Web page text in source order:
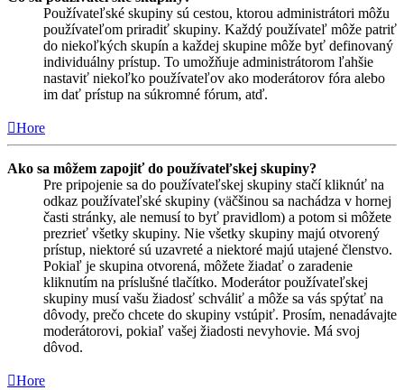
Používateľské skupiny sú cestou, ktorou administrátori môžu
používateľom priradiť skupiny. Každý používateľ môže patriť
do niekoľkých skupín a každej skupine môže byť definovaný
individuálny prístup. To umožňuje administrátorom ľahšie
nastaviť niekoľko používateľov ako moderátorov fóra alebo
im dať prístup na súkromné fórum, atď.
Hore
Ako sa môžem zapojiť do používateľskej skupiny?
Pre pripojenie sa do používateľskej skupiny stačí kliknúť na
odkaz používateľské skupiny (väčšinou sa nachádza v hornej
časti stránky, ale nemusí to byť pravidlom) a potom si môžete
prezrieť všetky skupiny. Nie všetky skupiny majú otvorený
prístup, niektoré sú uzavreté a niektoré majú utajené členstvo.
Pokiaľ je skupina otvorená, môžete žiadať o zaradenie
kliknutím na príslušné tlačítko. Moderátor používateľskej
skupiny musí vašu žiadosť schváliť a môže sa vás spýtať na
dôvody, prečo chcete do skupiny vstúpiť. Prosím, nenadávajte
moderátorovi, pokiaľ vašej žiadosti nevyhovie. Má svoj
dôvod.
Hore